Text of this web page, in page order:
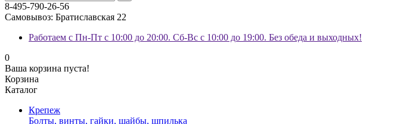
8-495-790-26-56
Самовывоз: Братиславская 22
Работаем с Пн-Пт с 10:00 до 20:00. Сб-Вс с 10:00 до 19:00. Без обеда и выходных!
0
Ваша корзина пуста!
Корзина
Каталог
Крепеж
Болты, винты, гайки, шайбы, шпилька